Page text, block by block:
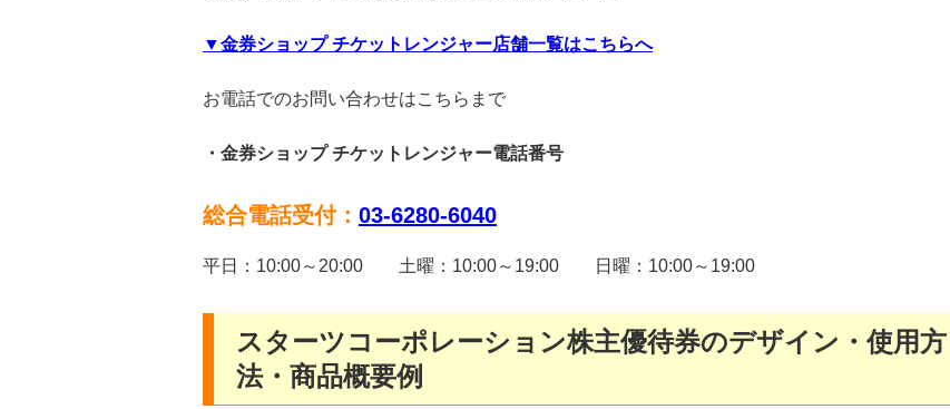
▼金券ショップ チケットレンジャー店舗一覧はこちらへ
お電話でのお問い合わせはこちらまで
・金券ショップ チケットレンジャー電話番号
総合電話受付： 03-6280-6040
平日：10:00～20:00 土曜：10:00～19:00 日曜：10:00～19:00
スターツコーポレーション株主優待券のデザイン・使用方
法・商品概要例